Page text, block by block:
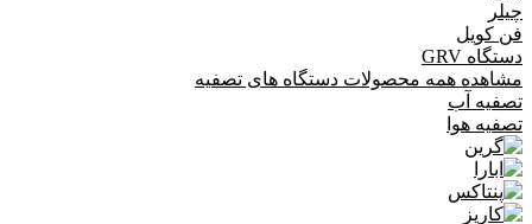
چیلر
فن کویل
دستگاه GRV
مشاهده همه محصولات دستگاه های تصفیه
تصفیه آب
تصفیه هوا